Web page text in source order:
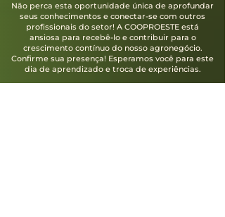
Não perca esta oportunidade única de aprofundar
seus conhecimentos e conectar-se com outros
profissionais do setor! A COOPROESTE está
ansiosa para recebê-lo e contribuir para o
crescimento contínuo do nosso agronegócio.
Confirme sua presença! Esperamos você para este
dia de aprendizado e troca de experiências.